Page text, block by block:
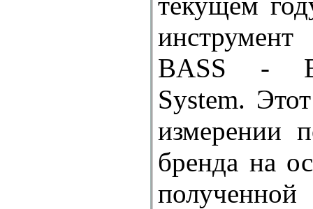
BASS -
System.
измерении
бренда на